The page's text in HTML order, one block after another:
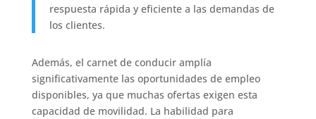
respuesta rápida y eficiente a las demandas de
los clientes.
Además, el carnet de conducir amplía
significativamente las oportunidades de empleo
disponibles, ya que muchas ofertas exigen esta
capacidad de movilidad. La habilidad para